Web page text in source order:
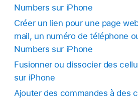
Numbers sur iPhone
Créer un lien pour une page
mail, un numéro de téléphone
Numbers sur iPhone
Fusionner ou dissocier des
sur iPhone
Ajouter des commandes à des